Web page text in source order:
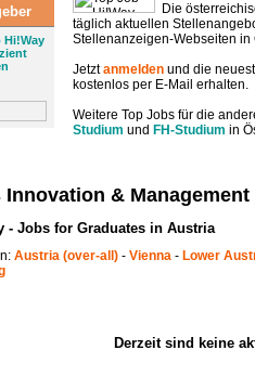
Hi!Way
Die
täglich aktuellen
Stellenanzeigen-Webseiten in
Jetztanmelden und die
kostenlos per E-Mail erhalten.
Weitere Top Jobs für die
Studium und FH-Studium in
Innovation &
- Jobs for Graduates in Austria
Austria (over-all) - Vienna - Lower
Derzeit sind keine